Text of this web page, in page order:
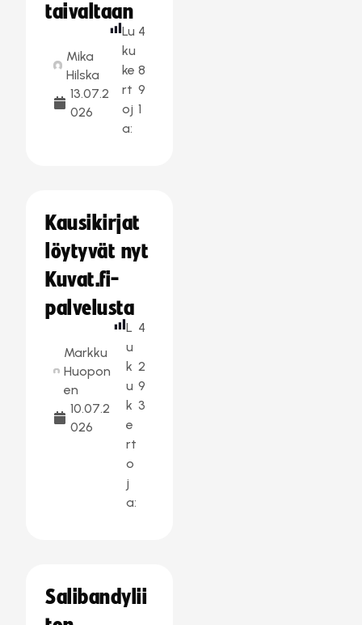
taivaltaan
Mika
Hilska
13.07.2
026
Lu
ku
ke
rt
oj
a:
4
8
9
1
Kausikirjat
löytyvät nyt
Kuvat.fi-
palvelusta
Markku
Huopon
en
10.07.2
026
L
u
k
u
k
e
rt
o
j
a:
4
2
9
3
Salibandylii